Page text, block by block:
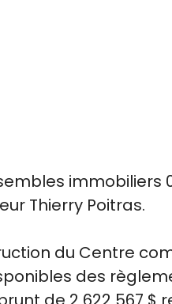
immobiliers
Thierry Poitras.
du Centre
des